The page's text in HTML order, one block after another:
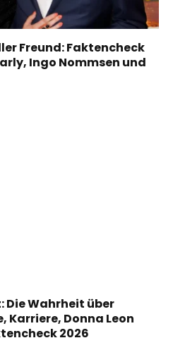
Freund: Faktencheck
Ingo Nommsen und
Die Wahrheit über
Karriere, Donna Leon
2026